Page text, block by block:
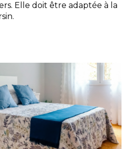
Elle doit être adaptée à la